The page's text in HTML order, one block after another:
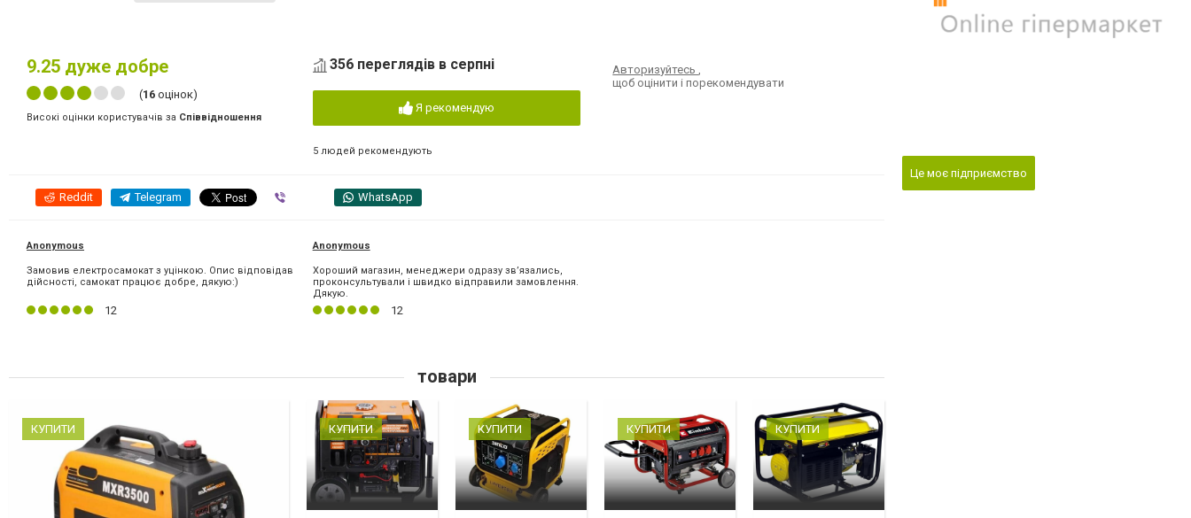
9.25 дуже добре
(16 оцінок)
Високі оцінки користувачів за Співвідношення
356 переглядів в серпні
Я рекомендую
5 людей рекомендують
Авторизуйтесь
щоб оцінити і порекомендувати
Reddit Telegram WhatsApp
Anonymous
Замовив електросамокат з уцінкою. Опис відповідав
дійсності, самокат працює добре, дякую:)
12
Anonymous
Хороший магазин, менеджери одразу звʼязались,
проконсультували і швидко відправили замовлення.
Дякую.
12
товари
КУПИТИ КУПИТИ КУПИТИ КУПИТИ КУПИТИ
Це моє підприємство